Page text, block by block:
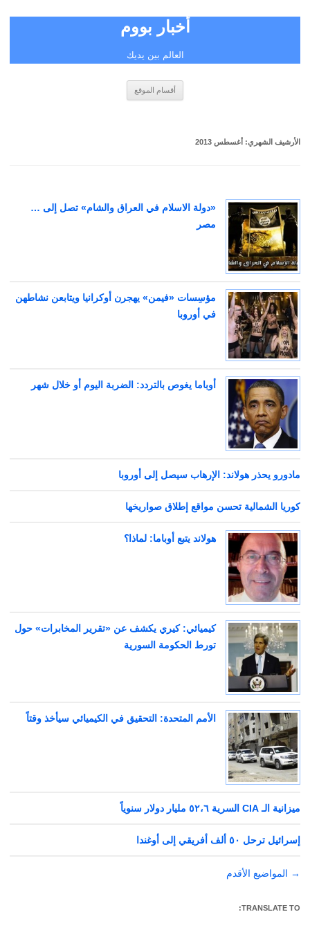
أخبار بووم
العالم بين يديك
أقسام الموقع
الأرشيف الشهري: أغسطس 2013
«دولة الاسلام في العراق والشام» تصل إلى …
مصر
مؤسِسات «فيمن» يهجرن أوكرانيا ويتابعن نشاطهن
في أوروبا
أوباما يغوص بالتردد: الضربة اليوم أو خلال شهر
مادورو يحذر هولاند: الإرهاب سيصل إلى أوروبا
كوريا الشمالية تحسن مواقع إطلاق صواريخها
هولاند يتبع أوباما: لماذا؟
كيميائي: كيري يكشف عن «تقرير المخابرات» حول
تورط الحكومة السورية
الأمم المتحدة: التحقيق في الكيميائي سيأخذ وقتاً
ميزانية الـ CIA السرية ٥٢،٦ مليار دولار سنوياً
إسرائيل ترحل ٥٠ ألف أفريقي إلى أوغندا
تصفّح
→ المواضيع الأقدم
TRANSLATE TO: